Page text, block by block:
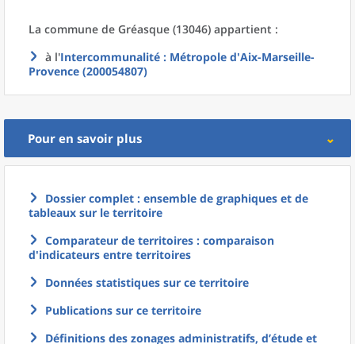
La commune de Gréasque (13046) appartient :
à l'Intercommunalité : Métropole d'Aix-Marseille-
Provence (200054807)
Pour en savoir plus
Dossier complet : ensemble de graphiques et de
tableaux sur le territoire
Comparateur de territoires : comparaison
d'indicateurs entre territoires
Données statistiques sur ce territoire
Publications sur ce territoire
Définitions des zonages administratifs, d’étude et